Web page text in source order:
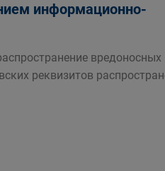
информационно-
реквизитов